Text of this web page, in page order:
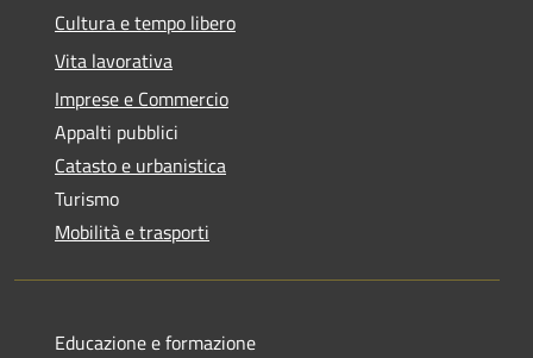
Cultura e tempo libero
Vita lavorativa
Imprese e Commercio
Appalti pubblici
Catasto e urbanistica
Turismo
Mobilità e trasporti
Educazione e formazione